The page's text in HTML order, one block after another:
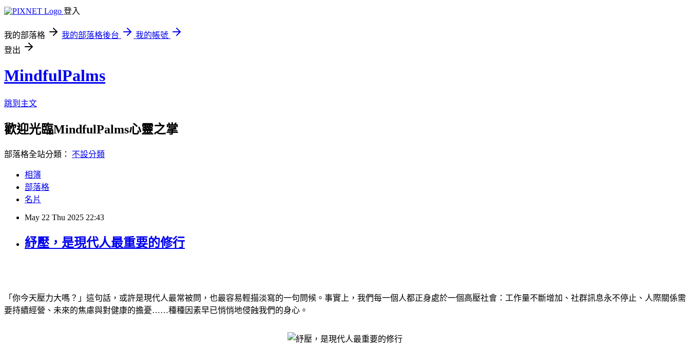
登入
我的部落格 我的部落格後台
我的帳號
登出
MindfulPalms
跳到主文
歡迎光臨MindfulPalms心靈之掌
部落格全站分類： 不設分類
相簿
部落格
名片
May 22 Thu 2025 22:43
紓壓，是現代人最重要的修行
「你今天壓力大嗎？」這句話，或許是現代人最常被問，也最容易輕描淡寫的一句問候。事實上，我們每一個人都正身處於一個高壓社會：工作量不斷增加、社群訊息永不停止、人際關係需
要持續經營、未來的焦慮與對健康的擔憂……種種因素早已悄悄地侵蝕我們的身心。